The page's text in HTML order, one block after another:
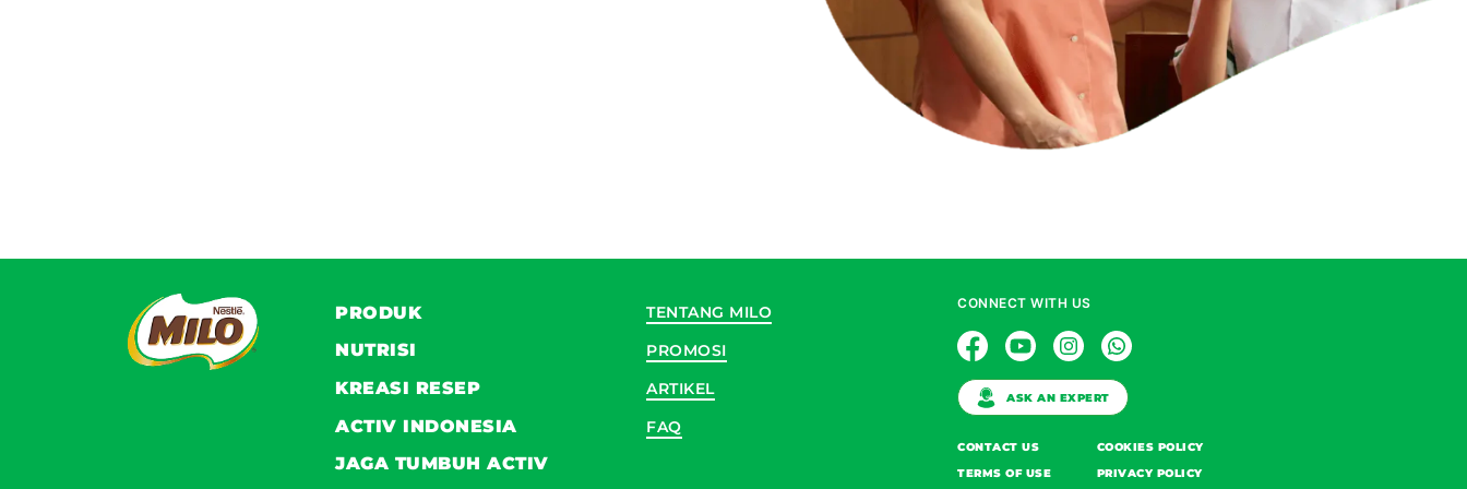
PRODUK
NUTRISI
KREASI RESEP
ACTIV INDONESIA
JAGA TUMBUH ACTIV
TENTANG MILO
PROMOSI
ARTIKEL
FAQ
CONNECT WITH US
ASK AN EXPERT
CONTACT US
COOKIES POLICY
TERMS OF USE
PRIVACY POLICY